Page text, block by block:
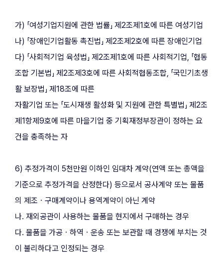
가) 「여성기업지원에 관한 법률」 제2조제1호에 따른 여성기업
나) 「장애인기업활동 촉진법」 제2조제2호에 따른 장애인기업
다) 「사회적기업 육성법」 제2조제1호에 따른 사회적기업, 「협동
조합 기본법」 제2조제3호에 따른 사회적협동조합, 「국민기초생
활 보장법」 제18조에 따른
자활기업 또는 「도시재생 활성화 및 지원에 관한 특별법」 제2조
제1항제9호에 따른 마을기업 중 기획재정부장관이 정하는 요
건을 충족하는 자
6) 추정가격이 5천만원 이하인 임대차 계약(연액 또는 총액을
기준으로 추정가격을 산정한다) 등으로서 공사계약 또는 물품
의 제조ㆍ구매계약이나 용역계약이 아닌 계약
나. 재외공관이 사용하는 물품을 현지에서 구매하는 경우
다. 물품을 가공ㆍ하역ㆍ운송 또는 보관할 때 경쟁에 부치는 것
이 불리하다고 인정되는 경우